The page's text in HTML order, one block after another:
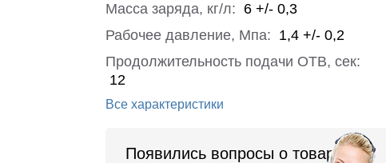
Масса заряда, кг/л: 6 +/- 0,3
Рабочее давление, Мпа: 1,4 +/- 0,2
Продолжительность подачи ОТВ, сек:
12
Все характеристики
Появились вопросы о товаре?